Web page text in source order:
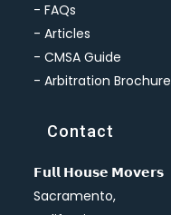
-FAQs
-Articles
-CMSA Guide
-Arbitration Brochure
Contact
𝗙𝘂𝗹𝗹 𝗛𝗼𝘂𝘀𝗲 𝗠𝗼𝘃𝗲𝗿𝘀
Sacramento,